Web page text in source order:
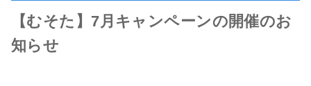
【むそた】7月キャンペーンの開催のお
知らせ